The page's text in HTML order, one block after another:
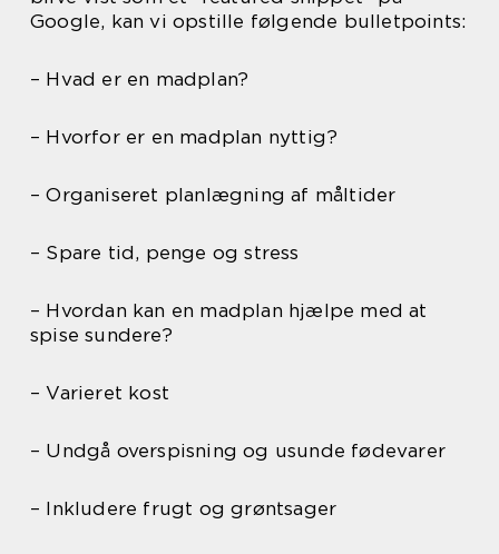
Google, kan vi opstille følgende bulletpoints:
– Hvad er en madplan?
– Hvorfor er en madplan nyttig?
– Organiseret planlægning af måltider
– Spare tid, penge og stress
– Hvordan kan en madplan hjælpe med at
spise sundere?
– Varieret kost
– Undgå overspisning og usunde fødevarer
– Inkludere frugt og grøntsager